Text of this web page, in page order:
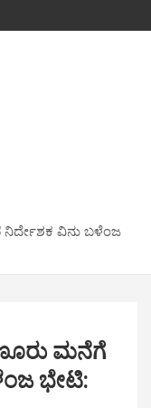
ವಿನು ಬಳೆಂಜ
ಮನೆಗೆ
ಭೇಟಿ: